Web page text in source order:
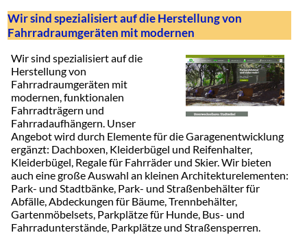
Wir sind spezialisiert auf die Herstellung von
Fahrradraumgeräten mit modernen
Wir sind spezialisiert auf die
Herstellung von
Fahrradraumgeräten mit
modernen, funktionalen
Fahrradträgern und
Fahrradaufhängern. Unser
Angebot wird durch Elemente für die Garagenentwicklung
ergänzt: Dachboxen, Kleiderbügel und Reifenhalter,
Kleiderbügel, Regale für Fahrräder und Skier. Wir bieten
auch eine große Auswahl an kleinen Architekturelementen:
Park- und Stadtbänke, Park- und Straßenbehälter für
Abfälle, Abdeckungen für Bäume, Trennbehälter,
Gartenmöbelsets, Parkplätze für Hunde, Bus- und
Fahrradunterstände, Parkplätze und Straßensperren.